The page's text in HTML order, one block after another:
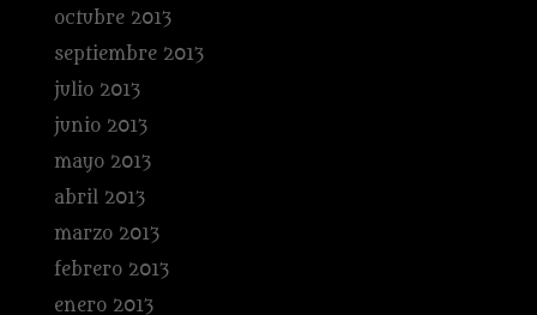
octubre 2013
septiembre 2013
julio 2013
junio 2013
mayo 2013
abril 2013
marzo 2013
febrero 2013
enero 2013